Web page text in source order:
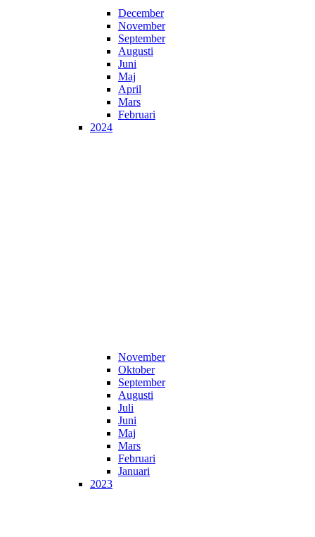
December
November
September
Augusti
Juni
Maj
April
Mars
Februari
2024
November
Oktober
September
Augusti
Juli
Juni
Maj
Mars
Februari
Januari
2023